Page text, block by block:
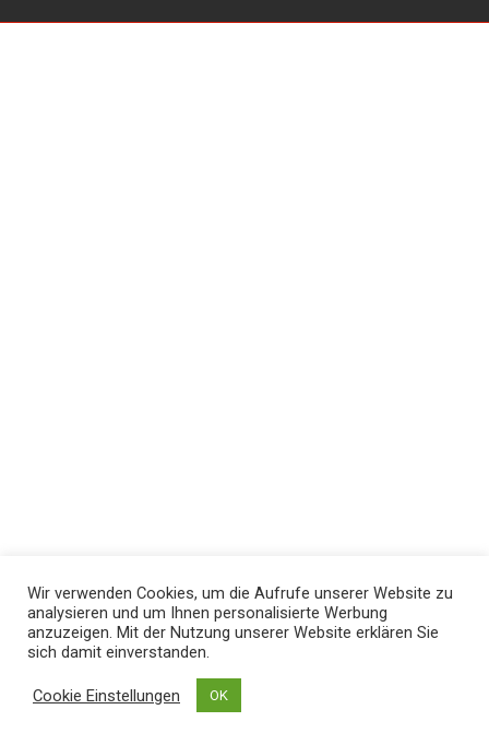
Wir verwenden Cookies, um die Aufrufe unserer Website zu
analysieren und um Ihnen personalisierte Werbung
anzuzeigen. Mit der Nutzung unserer Website erklären Sie
sich damit einverstanden.
Cookie Einstellungen OK